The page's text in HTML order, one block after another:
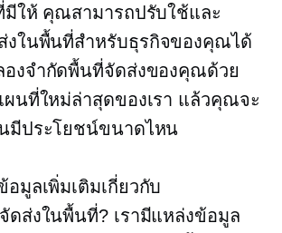
มีให้ คุณสามารถปรับใช้และ
งในพื้นที่สำหรับธุรกิจของคุณได้
องจำกัดพื้นที่จัดส่งของคุณด้วย
ผนที่ใหม่ล่าสุดของเรา แล้วคุณจะ
มีประโยชน์ขนาดไหน
มูลเพิ่มเติมเกี่ยวกับ
จัดส่งในพื้นที่? เรามีแหล่งข้อมูล